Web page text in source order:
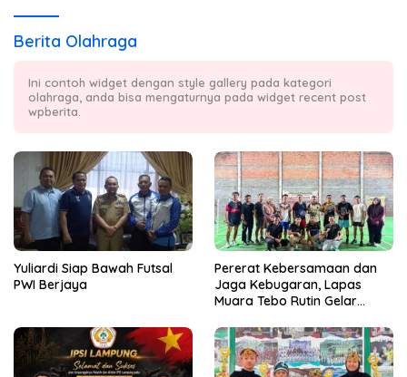
Berita Olahraga
Ini contoh widget dengan style gallery pada kategori
olahraga, anda bisa mengaturnya pada widget recent post
wpberita.
Yuliardi Siap Bawah Futsal
PWI Berjaya
Pererat Kebersamaan dan
Jaga Kebugaran, Lapas
Muara Tebo Rutin Gelar